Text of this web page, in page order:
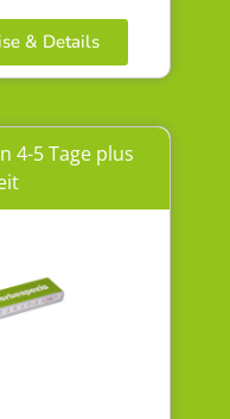
& Details
4-5 Tage plus